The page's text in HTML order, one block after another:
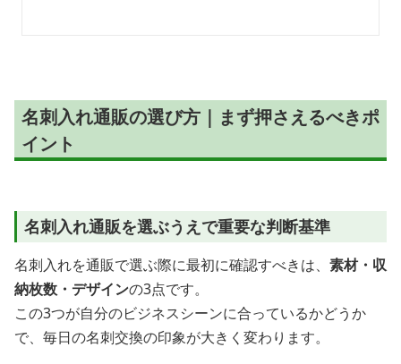
名刺入れ通販の選び方｜まず押さえるべきポ
イント
名刺入れ通販を選ぶうえで重要な判断基準
名刺入れを通販で選ぶ際に最初に確認すべきは、 素材・収
納枚数・デザインの3点です。
この3つが自分のビジネスシーンに合っているかどうか
で、毎日の名刺交換の印象が大きく変わります。